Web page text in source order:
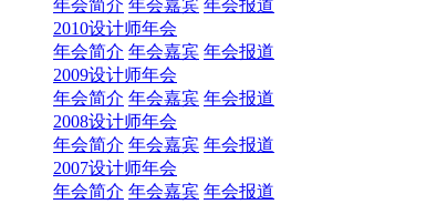
年会简介 年会嘉宾 年会报道
2010设计师年会
年会简介 年会嘉宾 年会报道
2009设计师年会
年会简介 年会嘉宾 年会报道
2008设计师年会
年会简介 年会嘉宾 年会报道
2007设计师年会
年会简介 年会嘉宾 年会报道